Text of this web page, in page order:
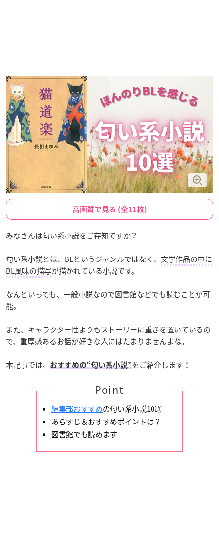
高画質で見る (全11枚)
みなさんは匂い系小説をご存知ですか？
匂い系小説とは、BLというジャンルではなく、 文学作品の中に
BL風味の描写が描かれている小説です。
なんといっても、一般小説なので図書館などでも読むことが可
能。
また、キャラクター性よりもストーリーに重きを置いているの
で、重厚感あるお話が好きな人にはたまりませんよね。
本記事では、 おすすめの“匂い系小説”をご紹介します！
Point
編集部おすすめの匂い系小説10選
あらすじ＆おすすめポイントは？
図書館でも読めます